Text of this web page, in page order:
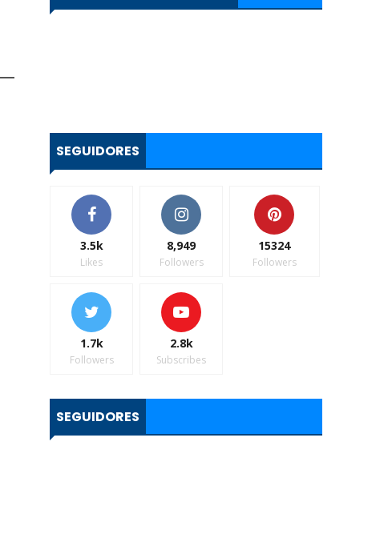
SEGUIDORES
3.5k
Likes
8,949
Followers
15324
Followers
1.7k
Followers
2.8k
Subscribes
SEGUIDORES